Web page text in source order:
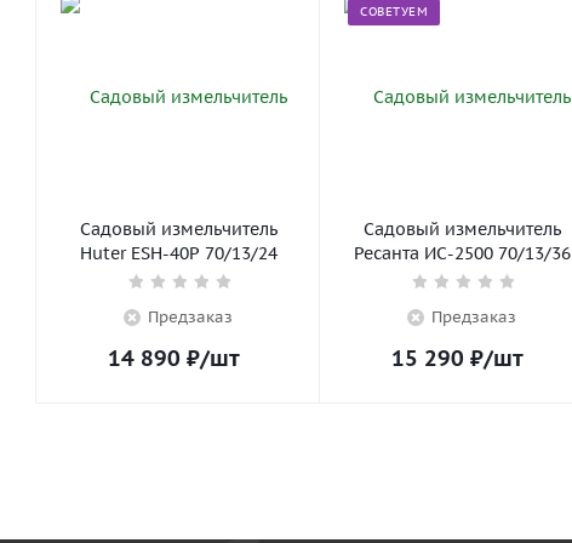
Садовый измельчитель
Huter ESH-40P 70/13/24
Предзаказ
14 890 ₽/шт
СОВЕТУЕМ
Садовый измельчитель
Ресанта ИС-2500 70/13/36
Предзаказ
15 290 ₽/шт